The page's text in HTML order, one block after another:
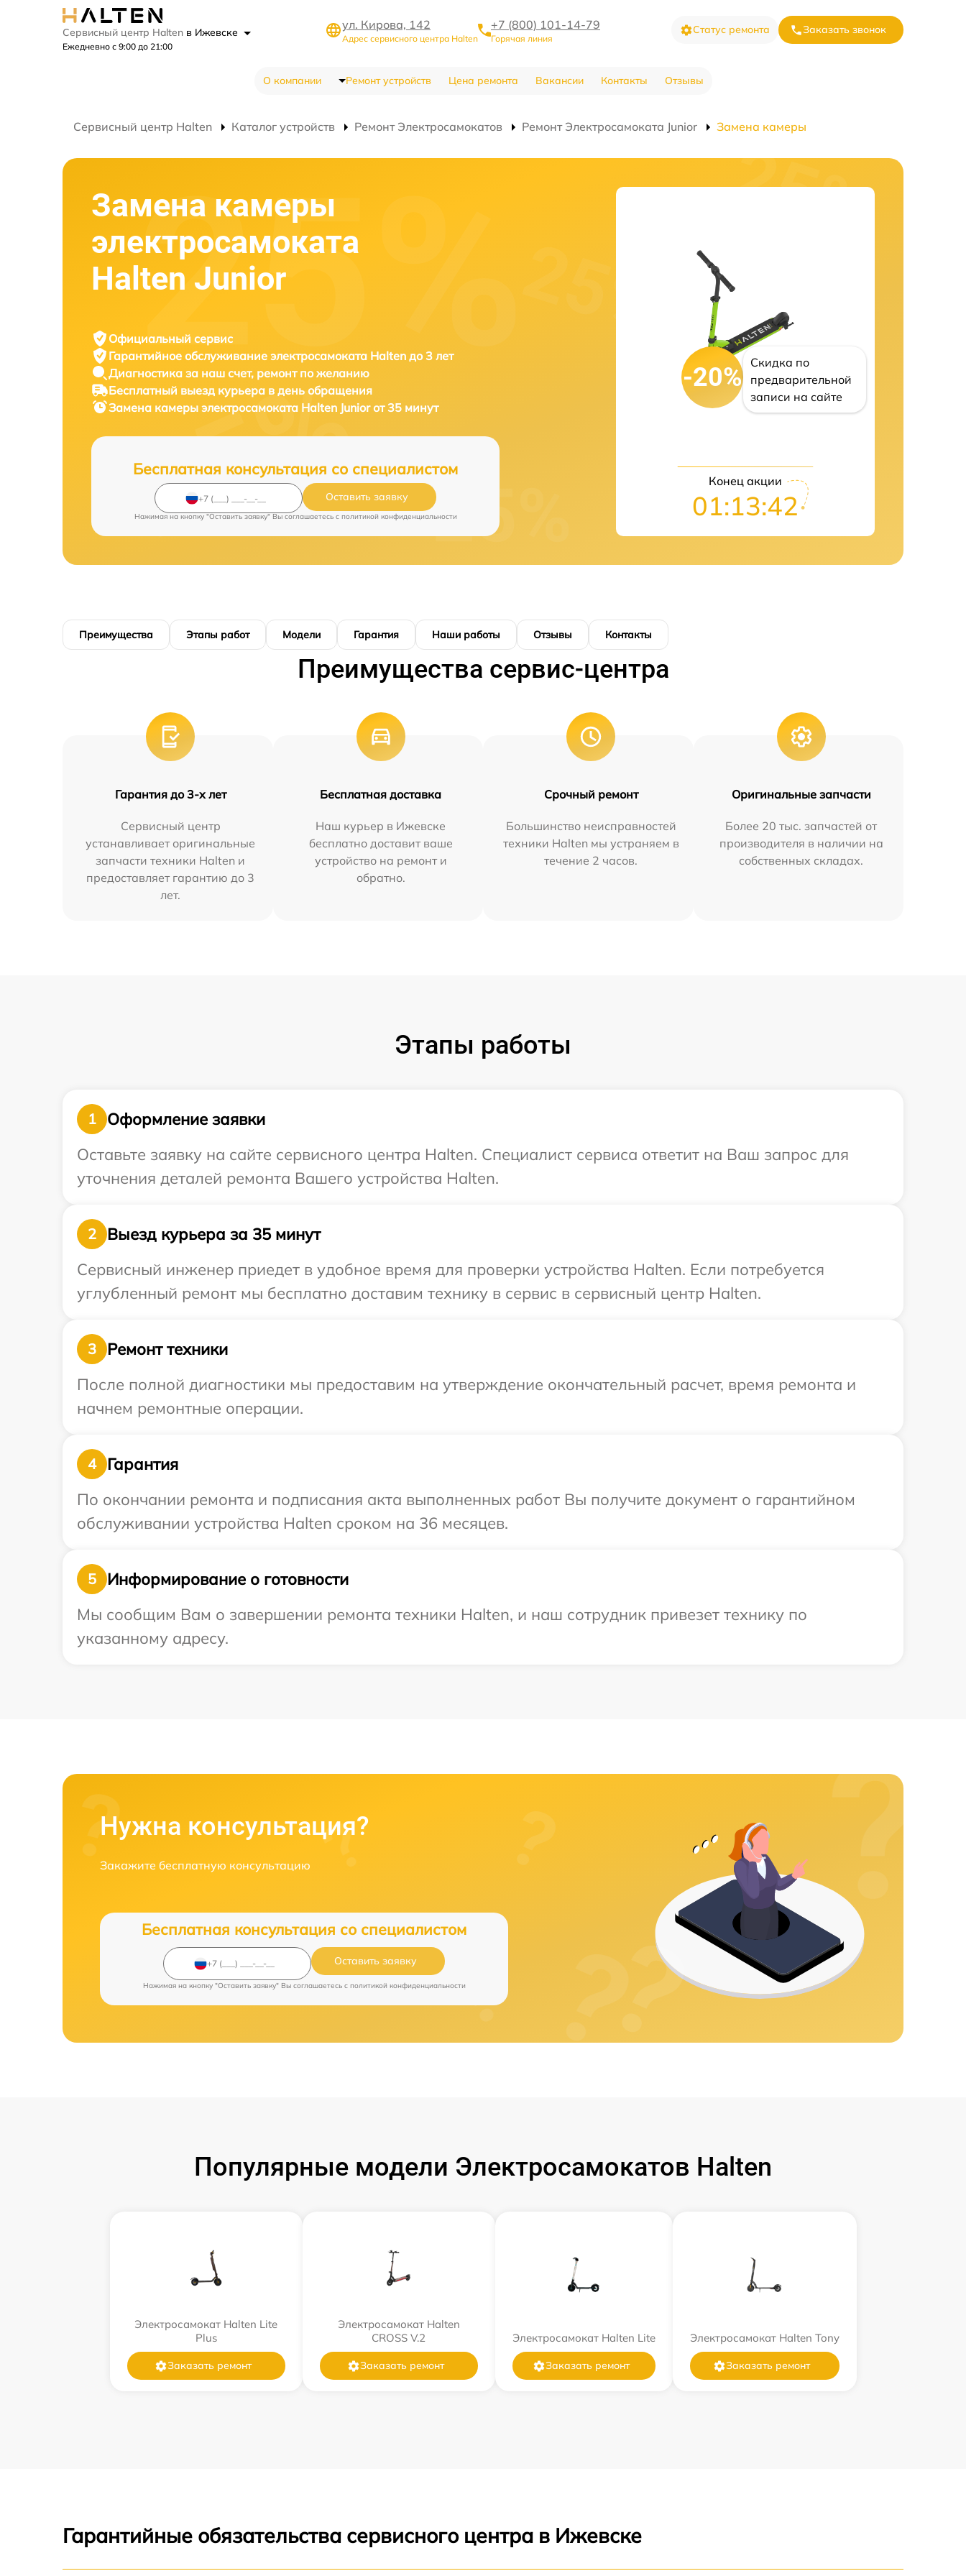
Сервисный центр Halten в Ижевске
Ежедневно с 9:00 до 21:00
ул. Кирова, 142
Адрес сервисного центра Halten
+7 (800) 101-14-79
Горячая линия
Статус ремонта Заказать звонок
О компании Ремонт устройств Цена ремонта Вакансии Контакты Отзывы
Сервисный центр Halten Каталог устройств Ремонт Электросамокатов Ремонт Электросамоката Junior Замена камеры
Замена камеры
электросамоката
Halten Junior
Официальный сервис
Гарантийное обслуживание электросамоката Halten до 3 лет
Диагностика за наш счет, ремонт по желанию
Бесплатный выезд курьера в день обращения
Замена камеры электросамоката Halten Junior от 35 минут
Бесплатная консультация со специалистом
Оставить заявку
Нажимая на кнопку "Оставить заявку" Вы соглашаетесь c политикой конфиденциальности
-20%
Скидка по
предварительной
записи на сайте
Конец акции
01:13:41
Преимущества Этапы работ Модели Гарантия Наши работы Отзывы Контакты
Преимущества сервис-центра
Гарантия до 3-х лет
Сервисный центр
устанавливает оригинальные
запчасти техники Halten и
предоставляет гарантию до 3
лет.
Бесплатная доставка
Наш курьер в Ижевске
бесплатно доставит ваше
устройство на ремонт и
обратно.
Срочный ремонт
Большинство неисправностей
техники Halten мы устраняем в
течение 2 часов.
Оригинальные запчасти
Более 20 тыс. запчастей от
производителя в наличии на
собственных складах.
Этапы работы
1
Оформление заявки
Оставьте заявку на сайте сервисного центра Halten. Специалист сервиса ответит на Ваш запрос для
уточнения деталей ремонта Вашего устройства Halten.
2
Выезд курьера за 35 минут
Сервисный инженер приедет в удобное время для проверки устройства Halten. Если потребуется
углубленный ремонт мы бесплатно доставим технику в сервис в сервисный центр Halten.
3
Ремонт техники
После полной диагностики мы предоставим на утверждение окончательный расчет, время ремонта и
начнем ремонтные операции.
4
Гарантия
По окончании ремонта и подписания акта выполненных работ Вы получите документ о гарантийном
обслуживании устройства Halten сроком на 36 месяцев.
5
Информирование о готовности
Мы сообщим Вам о завершении ремонта техники Halten, и наш сотрудник привезет технику по
указанному адресу.
Нужна консультация?
Закажите бесплатную консультацию
Бесплатная консультация со специалистом
Оставить заявку
Нажимая на кнопку "Оставить заявку" Вы соглашаетесь c политикой конфиденциальности
Популярные модели Электросамокатов Halten
Электросамокат Halten Lite
Plus
Заказать ремонт
Электросамокат Halten
CROSS V.2
Заказать ремонт
Электросамокат Halten Lite
Заказать ремонт
Электросамокат Halten Tony
Заказать ремонт
Гарантийные обязательства сервисного центра в Ижевске